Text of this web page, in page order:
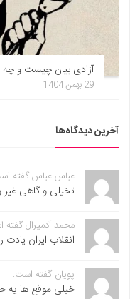
آزادی بیان چیست و چه
29 بهمن 1404
آخرین دیدگاه‌ها
عباس عباس گفته
تخیلی و گاهی غیر
محمد آدمیرال
انقلاب ایران
پویان گفته است:
خیلی موقع ها یه